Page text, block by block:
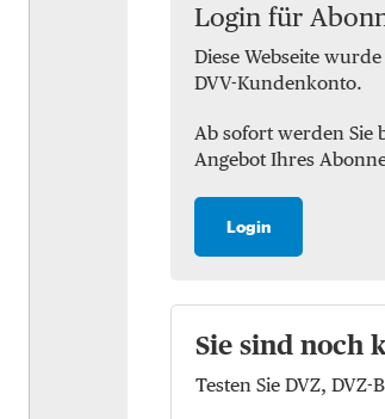
Bilanzchecks
Fusionen und
Marktchecks
Vergleichschecks Top-
Hear the expert
Speech of the month
Luft
Logistik
Login für
Diese Webseite
DVV-Kundenkonto.
Ab sofort werden Sie
Angebot Ihres
Login
Sie sind noch
Testen Sie DVZ,